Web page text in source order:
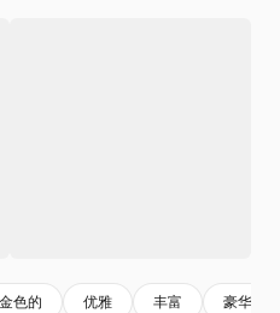
金色的 优雅 丰富 豪华